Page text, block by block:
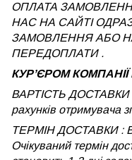
ОПЛАТА
НАС НА САЙТІ
ЗАМОВЛЕННЯ АБО
ПЕРЕДОПЛАТИ .
КУРʼЄРОМ
ВАРТІСТЬ ДОСТАВКИ :
рахунків отримувача
ТЕРМІН ДОСТАВКИ :
Очікуваний термін